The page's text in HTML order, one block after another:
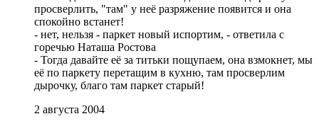
просверлить, "там" у неё разряжение появится и она
спокойно встанет!
- нет, нельзя - паркет новый испортим, - ответила с
горечью Наташа Ростова
- Тогда давайте её за титьки пощупаем, она взмокнет, мы
её по паркету перетащим в кухню, там просверлим
дырочку, благо там паркет старый!
2 августа 2004